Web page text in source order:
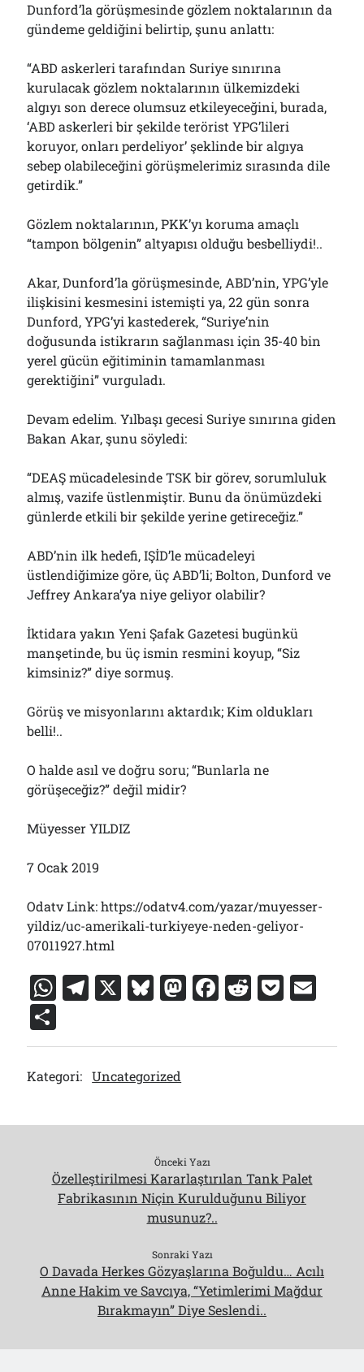
Dunford’la görüşmesinde gözlem noktalarının da
gündeme geldiğini belirtip, şunu anlattı:
“ABD askerleri tarafından Suriye sınırına
kurulacak gözlem noktalarının ülkemizdeki
algıyı son derece olumsuz etkileyeceğini, burada,
‘ABD askerleri bir şekilde terörist YPG’lileri
koruyor, onları perdeliyor’ şeklinde bir algıya
sebep olabileceğini görüşmelerimiz sırasında dile
getirdik.”
Gözlem noktalarının, PKK’yı koruma amaçlı
“tampon bölgenin” altyapısı olduğu besbelliydi!..
Akar, Dunford’la görüşmesinde, ABD’nin, YPG’yle
ilişkisini kesmesini istemişti ya, 22 gün sonra
Dunford, YPG’yi kastederek, “Suriye’nin
doğusunda istikrarın sağlanması için 35-40 bin
yerel gücün eğitiminin tamamlanması
gerektiğini” vurguladı.
Devam edelim. Yılbaşı gecesi Suriye sınırına giden
Bakan Akar, şunu söyledi:
“DEAŞ mücadelesinde TSK bir görev, sorumluluk
almış, vazife üstlenmiştir. Bunu da önümüzdeki
günlerde etkili bir şekilde yerine getireceğiz.”
ABD’nin ilk hedefi, IŞİD’le mücadeleyi
üstlendiğimize göre, üç ABD’li; Bolton, Dunford ve
Jeffrey Ankara’ya niye geliyor olabilir?
İktidara yakın Yeni Şafak Gazetesi bugünkü
manşetinde, bu üç ismin resmini koyup, “Siz
kimsiniz?” diye sormuş.
Görüş ve misyonlarını aktardık; Kim oldukları
belli!..
O halde asıl ve doğru soru; “Bunlarla ne
görüşeceğiz?” değil midir?
Müyesser YILDIZ
7 Ocak 2019
Odatv Link: https://odatv4.com/yazar/muyesser-
yildiz/uc-amerikali-turkiyeye-neden-geliyor-
07011927.html
W
at
s
A
p
T
e
gr
a
m
X Bl
e
s
k
y
M
st
o
F
c
o
k
R
d
P
c ai
h
ar
e
Kategori: Uncategorized
Önceki Yazı
Özelleştirilmesi Kararlaştırılan Tank Palet
Fabrikasının Niçin Kurulduğunu Biliyor
musunuz?..
Sonraki Yazı
O Davada Herkes Gözyaşlarına Boğuldu… Acılı
Anne Hakim ve Savcıya, “Yetimlerimi Mağdur
Bırakmayın” Diye Seslendi..